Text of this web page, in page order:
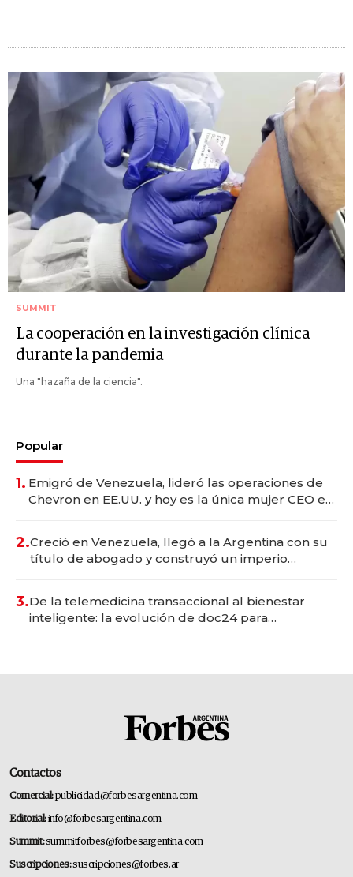
SUMMIT
La cooperación en la investigación clínica
durante la pandemia
Una "hazaña de la ciencia".
Popular
1. Emigró de Venezuela, lideró las operaciones de
Chevron en EE.UU. y hoy es la única mujer CEO en
2.Creció en Venezuela, llegó a la Argentina con su
título de abogado y construyó un imperio
3.De la telemedicina transaccional al bienestar
inteligente: la evolución de doc24 para
Contactos
Comercial:publicidad@forbesargentina.com
Editorial:info@forbesargentina.com
Summit:summitforbes@forbesargentina.com
Suscripciones:suscripciones@forbes.ar